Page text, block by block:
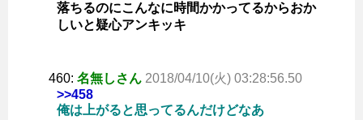
落ちるのにこんなに時間かかってるからおか
しいと疑心アンキッキ
460: 名無しさん 2018/04/10(火) 03:28:56.50
>>458
俺は上がると思ってるんだけどなあ